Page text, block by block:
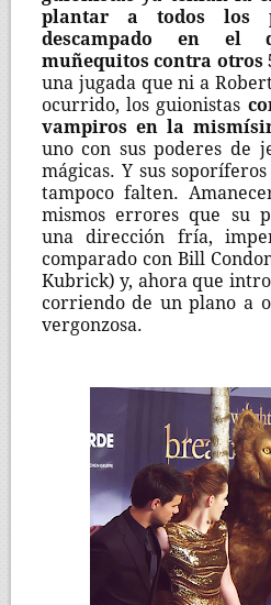
plantar a todos los
descampado en el
muñequitos contra otros
una jugada que ni a
ocurrido, los guionistas
vampiros en la
uno con sus poderes de
mágicas. Y sus
tampoco falten.
mismos errores que su
una dirección fría,
comparado con Bill
Kubrick) y, ahora que
corriendo de un plano a
vergonzosa.